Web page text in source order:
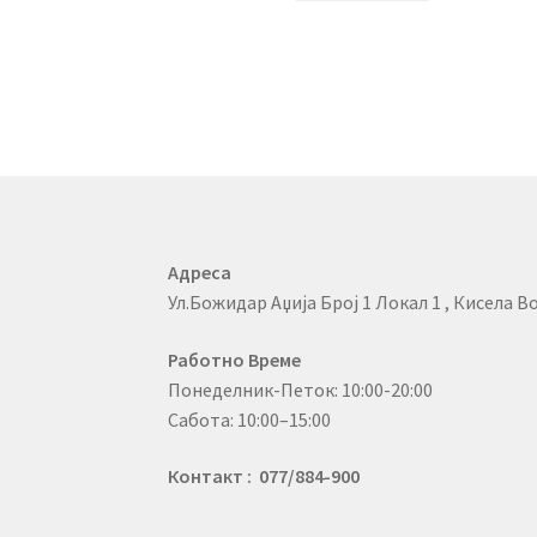
Адреса
Ул.Божидар Аџија Број 1 Локал 1 , Кисела
Работно Време
Понеделник-Петок: 10:00-20:00
Сабота: 10:00–15:00
Контакт : 077/884-900